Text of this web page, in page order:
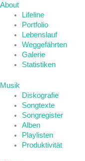
About
Lifeline
Portfolio
Lebenslauf
Weggefährten
Galerie
Statistiken
Musik
Diskografie
Songtexte
Songregister
Alben
Playlisten
Produktivität